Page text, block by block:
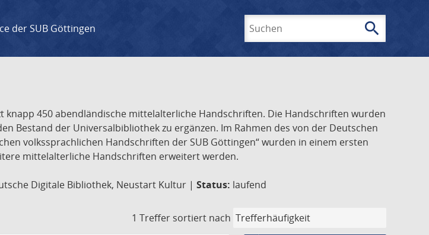
der SUB Göttingen search
450 abendländische mittelalterliche Handschriften. Die Handschriften wurden
Bestand der Universalbibliothek zu ergänzen. Im Rahmen des von der Deutschen
volkssprachlichen Handschriften der SUB Göttingen“ wurden in einem ersten
mittelalterliche Handschriften erweitert werden.
Digitale Bibliothek, Neustart Kultur | Status: laufend
1 Treffer sortiert nach